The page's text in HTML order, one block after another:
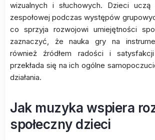
wizualnych i słuchowych. Dzieci
zespołowej podczas występów
co sprzyja rozwojowi umiejętności
zaznaczyć, że nauka gry na
również źródłem radości i
przekłada się na ich ogólne
działania.
Jak muzyka wspiera
społeczny dzieci